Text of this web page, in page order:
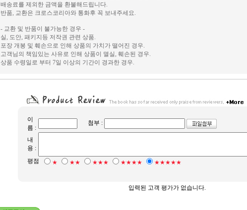
배송료를 제외한 금액을 환불해드립니다.
반품, 교환은 크로스코리아와 통화후 꼭 보내주세요.
- 교환 및 반품이 불가능한 경우 -
실, 도안, 패키지등 저작권 관련 상품.
포장 개봉 및 훼손으로 인해 상품의 가치가 떨어진 경우.
고객님의 책임있는 사유로 인해 상품이 멸실, 훼손된 경우.
상품 수령일로 부터 7일 이상의 기간이 경과한 경우.
이
름 :
첨부 :
내
용 :
평점
★ ★★ ★★★ ★★★★ ★★★★★
입력된 고객 평가가 없습니다.